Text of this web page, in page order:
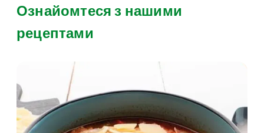
Ознайомтеся з нашими
рецептами